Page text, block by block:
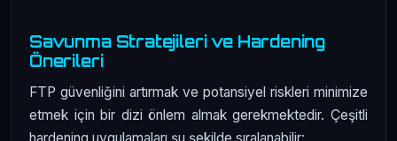
Savunma Stratejileri ve Hardening
Önerileri
FTP güvenliğini artırmak ve potansiyel riskleri minimize
etmek için bir dizi önlem almak gerekmektedir. Çeşitli